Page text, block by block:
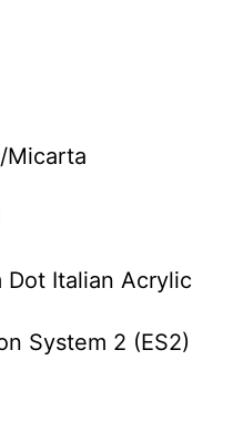
Italian Acrylic
System 2 (ES2)